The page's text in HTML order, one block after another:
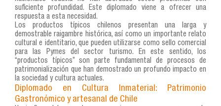
suficiente profundidad. Este diplomado viene a ofrecer una
respuesta a esta necesidad.
Los productos típicos chilenos presentan una larga y
demostrable raigambre histórica, así como un importante relato
cultural e identitario, que pueden utilizarse como sello comercial
para las Pymes del sector turismo. En este sentido, los
“productos típicos” son parte fundamental de procesos de
patrimonialización que han demostrado un profundo impacto en
la sociedad y cultura actuales.
Diplomado en Cultura Inmaterial: Patrimonio
Gastronómico y artesanal de Chile